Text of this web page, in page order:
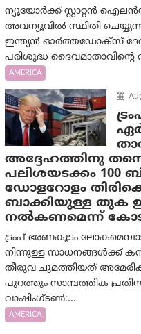
ന്യൂയോർക്ക് സ്റ്റാറ്റൻ
അവന്യൂവിൽ സ്ഥിതി
ഇന്ത്യൻ ഓർത്തഡോക്സ്
പരിശുദ്ധ ദൈവമാതാവിന്റെ
AMERICA
അദ്ദേഹത്തിനു
പലിശയടക്കം 100
ഡോളറോളം
ബാക്കിയുള്ള തുക
നല്‍കണമെന്ന്
ട്രംപ് ഭരണകൂടം
നിന്നുള്ള സാധനങ്ങൾക്ക്
തീരുവ ചുമത്തിയത്
പുറത്തും സാമ്പത്തിക
വാഷിംഗ്ടണ്‍:...
AMERICA